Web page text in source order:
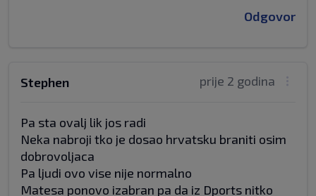
Odgovor
prije 2 godina
Stephen
Pa sta ovalj lik jos radi
Neka nabroji tko je dosao hrvatsku braniti osim
dobrovoljaca
Pa ljudi ovo vise nije normalno
Matesa ponovo izabran pa da iz Dports nitko